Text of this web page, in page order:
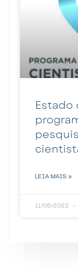
Estado
LEIA MAIS »
11/05/2022